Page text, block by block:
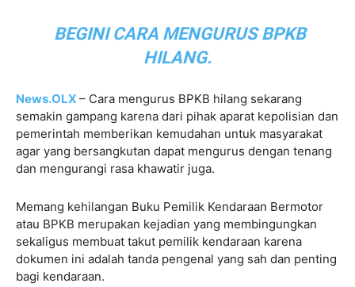
BEGINI CARA MENGURUS BPKB
HILANG.
News.OLX – Cara mengurus BPKB hilang sekarang
semakin gampang karena dari pihak aparat kepolisian dan
pemerintah memberikan kemudahan untuk masyarakat
agar yang bersangkutan dapat mengurus dengan tenang
dan mengurangi rasa khawatir juga.
Memang kehilangan Buku Pemilik Kendaraan Bermotor
atau BPKB merupakan kejadian yang membingungkan
sekaligus membuat takut pemilik kendaraan karena
dokumen ini adalah tanda pengenal yang sah dan penting
bagi kendaraan.